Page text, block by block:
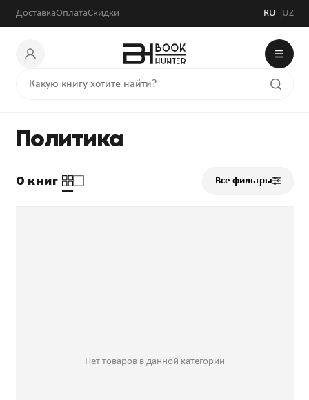
ДоставкаОплатаСкидки RU UZ
Политика
0 книг Все фильтры
Нет товаров в данной категории